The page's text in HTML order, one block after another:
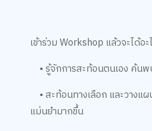
เข้าร่วม Workshop แล้วจะได้อะ
• รู้จักการสะท้อนตนเอง ค้นพ
• สะท้อนทางเลือก และวางแ
แม่นยำมากขึ้น